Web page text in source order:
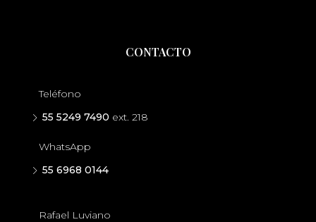
CONTACTO
Teléfono
55 5249 7490 ext. 218
WhatsApp
55 6968 0144
Rafael Luviano